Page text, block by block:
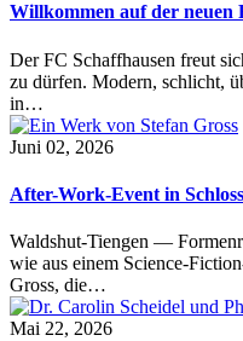
Willkommen auf der neuen
Der FC Schaffhausen freut
zu dürfen. Modern, schlicht,
in…
Juni 02, 2026
After-Work-Event in
Waldshut-Tiengen —
wie aus einem Science-
Gross, die…
Mai 22, 2026